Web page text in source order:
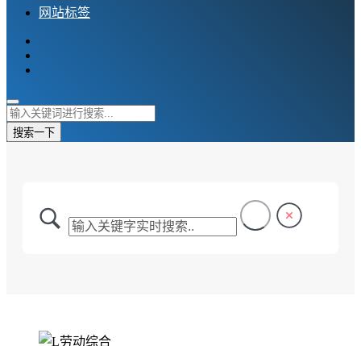
网站标签
搜索一下